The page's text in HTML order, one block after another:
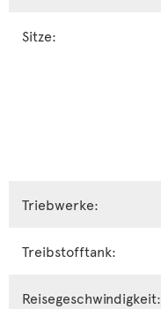
Sitze:
Triebwerke:
Treibstofftank:
Reisegeschwindigkeit: